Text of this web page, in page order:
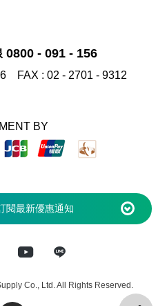
FAX : 02 - 2701 - 9312
BY